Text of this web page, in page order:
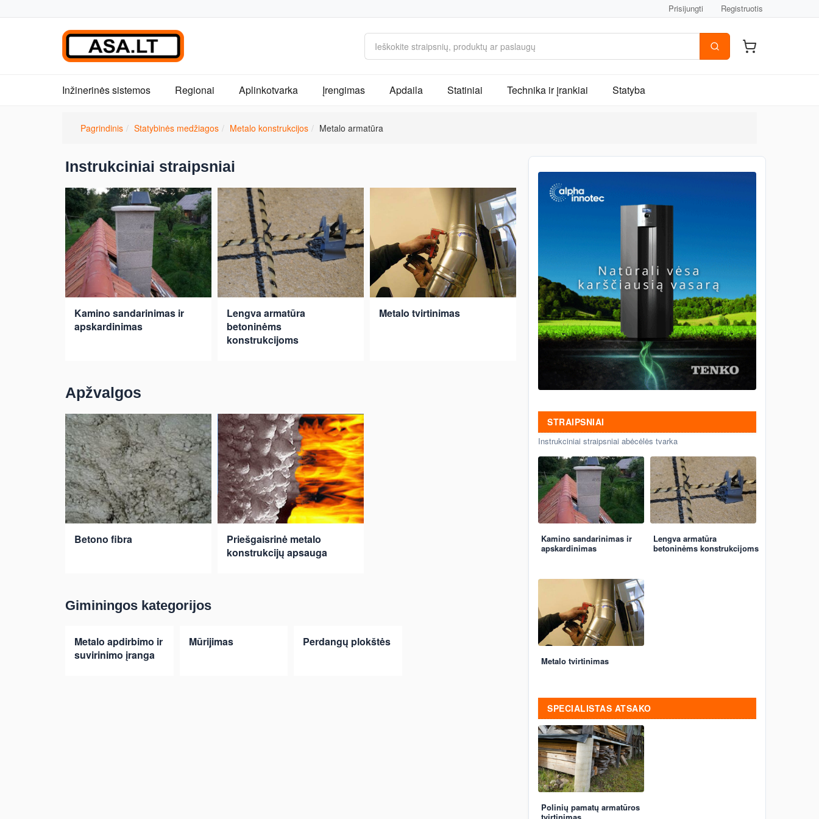
Prisijungti Registruotis
Inžinerinės sistemos Regionai Aplinkotvarka Įrengimas Apdaila Statiniai Technika ir įrankiai Statyba
Pagrindinis Statybinės medžiagos Metalo konstrukcijos Metalo armatūra
Instrukciniai straipsniai
Kamino sandarinimas ir
apskardinimas
Lengva armatūra
betoninėms
konstrukcijoms
Metalo tvirtinimas
Apžvalgos
Betono fibra
Priešgaisrinė metalo
konstrukcijų apsauga
Giminingos kategorijos
Metalo apdirbimo ir
suvirinimo įranga
Mūrijimas Perdangų plokštės
STRAIPSNIAI
Instrukciniai straipsniai abėcėlės tvarka
Kamino sandarinimas ir
apskardinimas
Lengva armatūra
betoninėms konstrukcijoms
Metalo tvirtinimas
SPECIALISTAS ATSAKO
Polinių pamatų armatūros